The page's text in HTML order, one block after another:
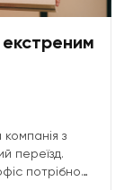
екстреним
з
переїзд.
потрібно